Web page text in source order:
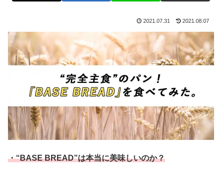
2021.07.31 2021.08.07
・“BASE BREAD”は本当に美味しいのか？